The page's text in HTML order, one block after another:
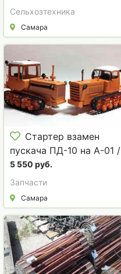
Сельхозтехника
Самара
Стартер взамен
пускача ПД-10 на А-01 /
А-41
5 550 руб.
Запчасти
Самара